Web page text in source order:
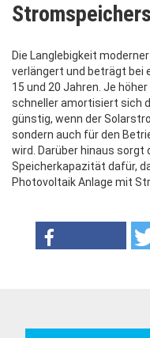
Die Langlebigkeit
verlängert und beträgt bei
15 und 20 Jahren. Je
schneller amortisiert sich
günstig, wenn der
sondern auch für den
wird. Darüber hinaus sorgt
Speicherkapazität dafür,
Photovoltaik Anlage mit